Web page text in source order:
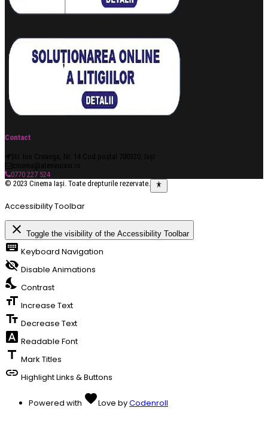
Contact
Str. Ion Creanga, Nr. 14 Cod poștal 700320, Iași
cinema@ateneuiasi.ro
0770 227 524
© 2023 Cinema Iași. Toate drepturile rezervate.
Accessibility Toolbar
close Toggle the visibility of the Accessibility Toolbar
keyboard Keyboard Navigation
visibility_off Disable Animations
nights_stay Contrast
format_size Increase Text
text_fields Decrease Text
font_download Readable Font
title Mark Titles
link Highlight Links & Buttons
Powered with favoriteLove byCodenroll